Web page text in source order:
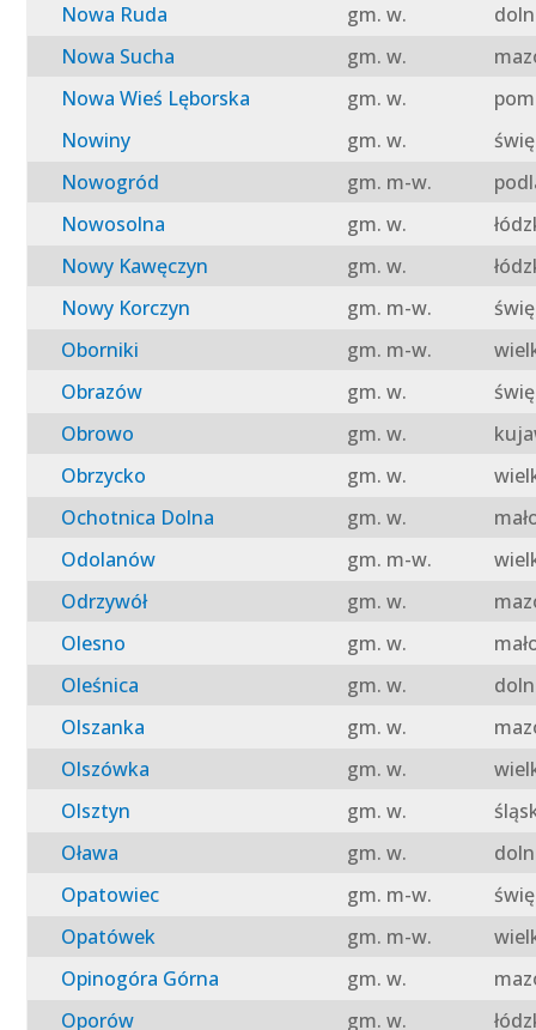
Nowa Ruda
gm. w.
Nowa Sucha
gm. w.
Nowa Wieś Lęborska
gm. w.
Nowiny
gm. w.
Nowogród
gm. m-w.
Nowosolna
gm. w.
Nowy Kawęczyn
gm. w.
Nowy Korczyn
gm. m-w.
Oborniki
gm. m-w.
Obrazów
gm. w.
Obrowo
gm. w.
Obrzycko
gm. w.
Ochotnica Dolna
gm. w.
Odolanów
gm. m-w.
Odrzywół
gm. w.
Olesno
gm. w.
Oleśnica
gm. w.
Olszanka
gm. w.
Olszówka
gm. w.
Olsztyn
gm. w.
Oława
gm. w.
Opatowiec
gm. m-w.
Opatówek
gm. m-w.
Opinogóra Górna
gm. w.
Oporów
gm. w.